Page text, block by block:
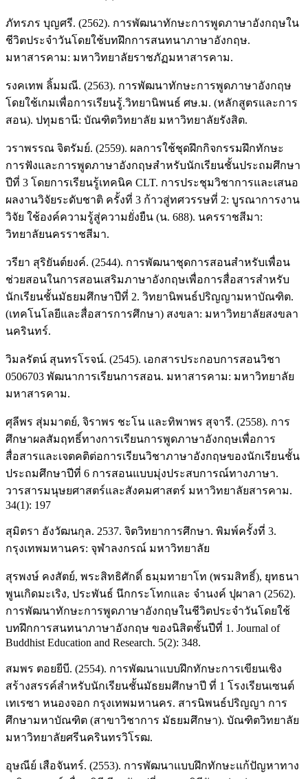
ภัทรภร บุญศรี. (2562). การพัฒนาทักษะการพูดภาษาอังกฤษใน
ชีวิตประจำวันโดยใช้บทฝึกการสนทนาภาษาอังกฤษ.
มหาสารคาม: มหาวิทยาลัยราชภัฏมหาสารคาม.
รงคเทพ ลิ้มมณี. (2563). การพัฒนาทักษะการพูดภาษาอังกฤษ
โดยใช้เกมเพื่อการเรียนรู้.วิทยานิพนธ์ ศษ.ม. (หลักสูตรและการ
สอน). ปทุมธานี: บัณฑิตวิทยาลัย มหาวิทยาลัยรังสิต.
วราพรรณ จิตรัมย์. (2559). ผลการใช้ชุดฝึกกิจกรรมฝึกทักษะ
การฟังและการพูดภาษาอังกฤษสำหรับนักเรียนชั้นประถมศึกษา
ปีที่ 3 โดยการเรียนรู้เทคนิค CLT. การประชุมวิชาการและเสนอ
ผลงานวิจัยระดับชาติ ครั้งที่ 3 ก้าวสู่ทศวรรษที่ 2: บูรณาการงาน
วิจัย ใช้องค์ความรู้สู่ความยั่งยืน (น. 688). นครราชสีมา:
วิทยาลัยนครราชสีมา.
วรียา สุริยันต์ยงค์. (2544). การพัฒนาชุดการสอนสำหรับเพื่อน
ช่วยสอนในการสอนเสริมภาษาอังกฤษเพื่อการสื่อสารสำหรับ
นักเรียนชั้นมัธยมศึกษาปีที่ 2. วิทยานิพนธ์ปริญญามหาบัณฑิต.
(เทคโนโลยีและสื่อสารการศึกษา) สงขลา: มหาวิทยาลัยสงขลา
นครินทร์.
วิมลรัตน์ สุนทรโรจน์. (2545). เอกสารประกอบการสอนวิชา
0506703 พัฒนาการเรียนการสอน. มหาสารคาม: มหาวิทยาลัย
มหาสารคาม.
ศุลีพร สุ่มมาตย์, จิราพร ชะโน และทิพาพร สุจารี. (2558). การ
ศึกษาผลสัมฤทธิ์ทางการเรียนการพูดภาษาอังกฤษเพื่อการ
สื่อสารและเจตคติต่อการเรียนวิชาภาษาอังกฤษของนักเรียนชั้น
ประถมศึกษาปีที่ 6 การสอนแบบมุ่งประสบการณ์ทางภาษา.
วารสารมนุษยศาสตร์และสังคมศาสตร์ มหาวิทยาลัยสารคาม.
34(1): 197
สุมิตรา อังวัฒนกุล. 2537. จิตวิทยาการศึกษา. พิมพ์ครั้งที่ 3.
กรุงเทพมหานคร: จุฬาลงกรณ์ มหาวิทยาลัย
สุรพงษ์ คงสัตย์, พระสิทธิศักดิ์ ธมฺมทายาโท (พรมสิทธิ์), ยุทธนา
พูนเกิดมะเริง, ประพันธ์ นึกกระโทกและ จำนงค์ ปุผาลา (2562).
การพัฒนาทักษะการพูดภาษาอังกฤษในชีวิตประจำวันโดยใช้
บทฝึกการสนทนาภาษาอังกฤษ ของนิสิตชั้นปีที่ 1. Journal of
Buddhist Education and Research. 5(2): 348.
สมพร ตอยยีบี. (2554). การพัฒนาแบบฝึกทักษะการเขียนเชิง
สร้างสรรค์สำหรับนักเรียนชั้นมัธยมศึกษาปี ที่ 1 โรงเรียนเซนต์
เทเรซา หนองจอก กรุงเทพมหานคร. สารนิพนธ์ปริญญา การ
ศึกษามหาบัณฑิต (สาขาวิชาการ มัธยมศึกษา). บัณฑิตวิทยาลัย
มหาวิทยาลัยศรีนครินทรวิโรฒ.
อุษณีย์ เสือจันทร์. (2553). การพัฒนาแบบฝึกทักษะแก้ปัญหาทาง